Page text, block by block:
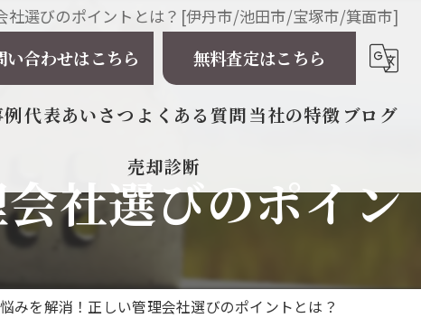
社選びのポイントとは？[伊丹市/池田市/宝塚市/箕面市]
い合わせはこちら 無料査定はこちら
代表あいさつ よくある質問当社の特徴
マンション
ブログ
売却診断
社選びのポイン
みを解消！正しい管理会社選びのポイントとは？